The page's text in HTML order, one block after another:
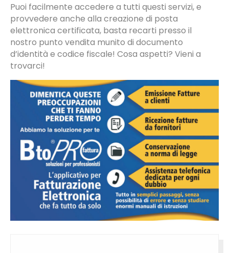
Puoi facilmente accedere a tutti questi servizi, e
provvedere anche alla creazione di posta
elettronica certificata, basta recarti presso il
nostro punto vendita munito di documento
d’identità e codice fiscale! Cosa aspetti? Vieni a
trovarci!